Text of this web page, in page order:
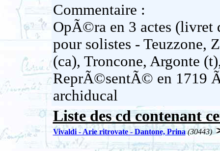
Commentaire :
OpÃ©ra en 3 actes (livret
pour solistes - Teuzzone,
(ca), Troncone, Argonte
ReprÃ©sentÃ© en 1719
archiducal
Liste des cd contenant
Vivaldi - Arie ritrovate - Dantone, Prina (30443)